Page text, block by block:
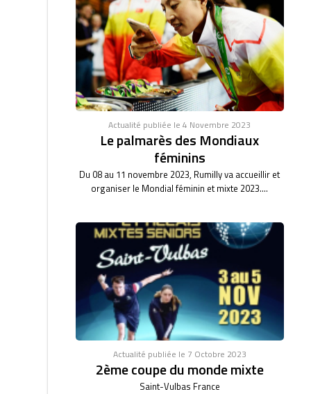
Actualité publiée le 4 Novembre 2023
Le palmarès des Mondiaux
féminins
Du 08 au 11 novembre 2023, Rumilly va accueillir et
organiser le Mondial féminin et mixte 2023....
Actualité publiée le 7 Octobre 2023
2ème coupe du monde mixte
Saint-Vulbas France